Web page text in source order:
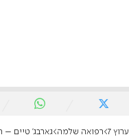
ערוץ 7 רפואה שלמה גארבג' טיים –